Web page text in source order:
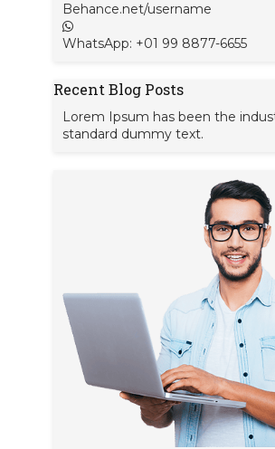
Behance.net/username
WhatsApp: +01 99 8877-6655
Recent Blog Posts
Lorem Ipsum has been the
standard dummy text.